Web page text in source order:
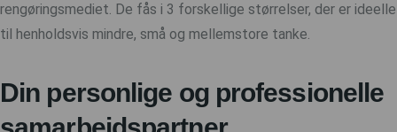
rengøringsmediet. De fås i 3 forskellige størrelser, der er ideelle
til henholdsvis mindre, små og mellemstore tanke.
Din personlige og professionelle